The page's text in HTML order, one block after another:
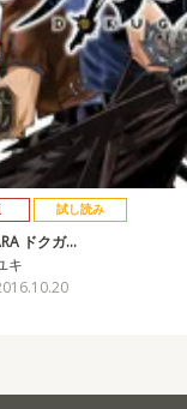
試し読み
ドクガ…
キ